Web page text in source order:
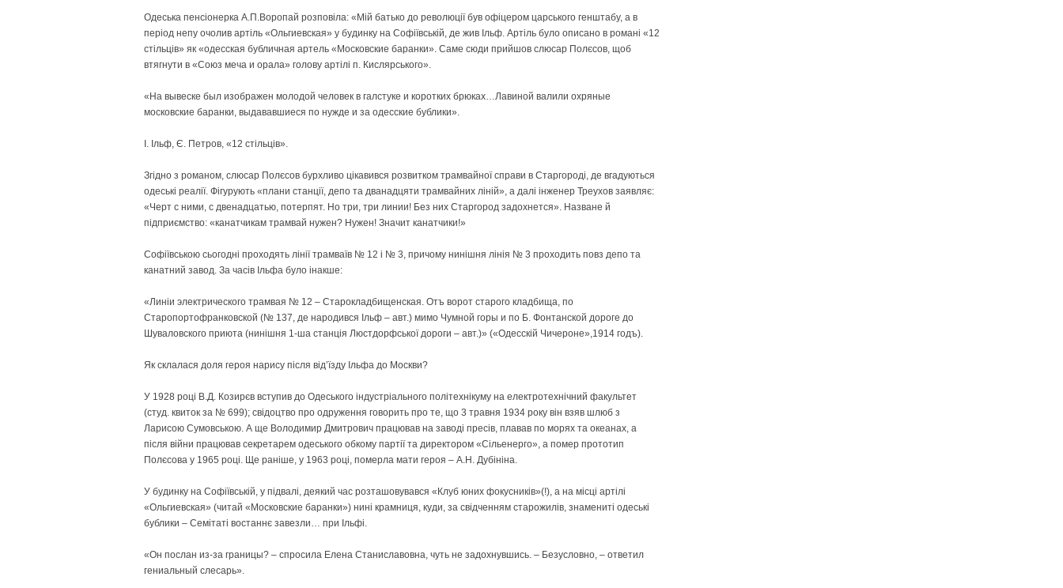
Одеська пенсіонерка А.П.Воропай розповіла: «Мій батько до революції був офіцером царського генштабу, а в
період непу очолив артіль «Ольгиевская» у будинку на Софіївській, де жив Ільф. Артіль було описано в романі «12
стільців» як «одесская бубличная артель «Московские баранки». Саме сюди прийшов слюсар Полєсов, щоб
втягнути в «Союз меча и орала» голову артілі п. Кислярського».
«На вывеске был изображен молодой человек в галстуке и коротких брюках…Лавиной валили охряные
московские баранки, выдававшиеся по нужде и за одесские бублики».
І. Ільф, Є. Петров, «12 стільців».
Згідно з романом, слюсар Полєсов бурхливо цікавився розвитком трамвайної справи в Старгороді, де вгадуються
одеські реалії. Фігурують «плани станції, депо та дванадцяти трамвайних ліній», а далі інженер Треухов заявляє:
«Черт с ними, с двенадцатью, потерпят. Но три, три линии! Без них Старгород задохнется». Назване й
підприємство: «канатчикам трамвай нужен? Нужен! Значит канатчики!»
Софіївською сьогодні проходять лінії трамваїв № 12 і № 3, причому нинішня лінія № 3 проходить повз депо та
канатний завод. За часів Ільфа було інакше:
«Линіи электрического трамвая № 12 – Старокладбищенская. Отъ ворот старого кладбища, по
Старопортофранковской (№ 137, де народився Ільф – авт.) мимо Чумной горы и по Б. Фонтанской дороге до
Шуваловского приюта (нинішня 1-ша станція Люстдорфської дороги – авт.)» («Одесскій Чичероне»,1914 годъ).
Як склалася доля героя нарису після від’їзду Ільфа до Москви?
У 1928 році В.Д. Козирєв вступив до Одеського індустріального політехнікуму на електротехнічний факультет
(студ. квиток за № 699); свідоцтво про одруження говорить про те, що 3 травня 1934 року він взяв шлюб з
Ларисою Сумовською. А ще Володимир Дмитрович працював на заводі пресів, плавав по морях та океанах, а
після війни працював секретарем одеського обкому партії та директором «Сільенерго», а помер прототип
Полєсова у 1965 році. Ще раніше, у 1963 році, померла мати героя – А.Н. Дубініна.
У будинку на Софіївській, у підвалі, деякий час розташовувався «Клуб юних фокусників»(!), а на місці артілі
«Ольгиевская» (читай «Московские баранки») нині крамниця, куди, за свідченням старожилів, знамениті одеські
бублики – Семітаті востаннє завезли… при Ільфі.
«Он послан из-за границы? – спросила Елена Станиславовна, чуть не задохнувшись. – Безусловно, – ответил
гениальный слесарь».